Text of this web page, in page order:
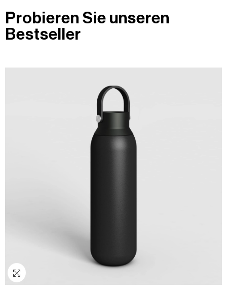
Probieren Sie unseren
Bestseller